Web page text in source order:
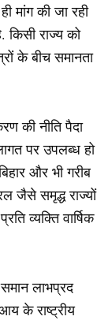
मांग की जा रही
राज्य को
के बीच समानता
की नीति पैदा
पर उपलब्ध हो
और भी गरीब
जैसे समृद्ध राज्यों
व्यक्ति वार्षिक
लाभप्रद
के राष्ट्रीय